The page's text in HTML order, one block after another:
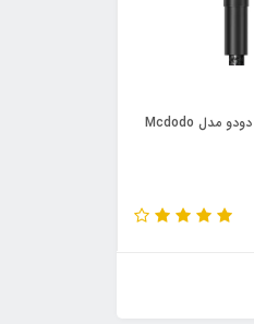
کابل تایپ سی 65 واتی مک دودو مدل Mcdodo